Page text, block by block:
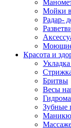
Мойки
Радар-
Моющие
Красота и
Бритвы
Весы
Зубные